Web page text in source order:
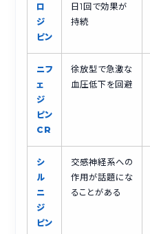
ロ
ジ
ピン
日1回で効果が
持続
ニフ
ェ
ジ
ピン
CR
徐放型で急激な
血圧低下を回避
シ
ル
ニ
ジ
ピン
交感神経系への
作用が話題にな
ることがある